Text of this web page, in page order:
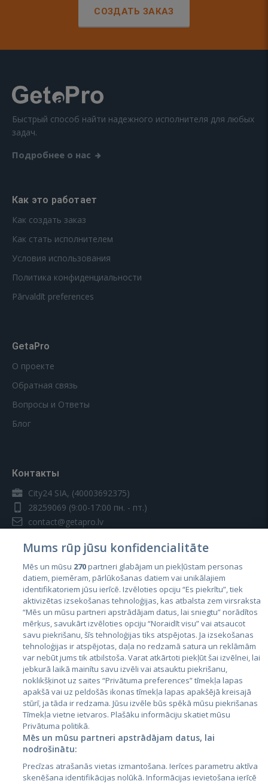
СОЗДАТЬ ЗАКАЗ
Быстрый способ найти надежного исполнителя для любых
задач.
Подробнее о нас
Как это работает
Как создать заказ
Как стать исполнителем
Условия использования
Политика конфиденциальности
Pārvaldīt preferences
GetaPro
О проекте
Обратная связь
Вопросы и Ответы
Блог
Контакты
City24 SIA, (40003692375)
28259069 (9:00-17:00 пн. - пт.)
contact@getapro.lv
Страны
Эстония
Латвия
Литва
City24.lv
City24.ee
CVbankas.lt
Kainos.lt
Mums rūp jūsu konfidencialitāte
Mēs un mūsu 270partneri glabājam un piekļūstam personas
datiem, piemēram, pārlūkošanas datiem vai unikālajiem
identifikatoriem jūsu ierīcē. Izvēloties opciju “Es piekrītu”, tiek
aktivizētas izsekošanas tehnoloģijas, kas atbalsta zem virsraksta
“Mēs un mūsu partneri apstrādājam datus, lai sniegtu” norādītos
mērķus, savukārt izvēloties opciju “Noraidīt visu” vai atsaucot
savu piekrišanu, šīs tehnoloģijas tiks atspējotas. Ja izsekošanas
tehnoloģijas ir atspējotas, daļa no redzamā satura un reklāmām
var nebūt jums tik atbilstoša. Varat atkārtoti piekļūt šai izvēlnei, lai
jebkurā laikā mainītu savu izvēli vai atsauktu piekrišanu,
noklikšķinot uz saites “Privātuma preferences” tīmekļa lapas
apakšā vai uz peldošās ikonas tīmekļa lapas apakšējā kreisajā
stūrī, ja tāda ir redzama. Jūsu izvēle būs spēkā mūsu piekrišanas
Tīmekļa vietne ietvaros. Plašāku informāciju skatiet mūsu
Privātuma politikā.
Mēs un mūsu partneri apstrādājam datus, lai
nodrošinātu:
Precīzas atrašanās vietas izmantošana. Ierīces parametru aktīva
skenēšana identifikācijas nolūkā. Informācijas ievietošana ierīcē